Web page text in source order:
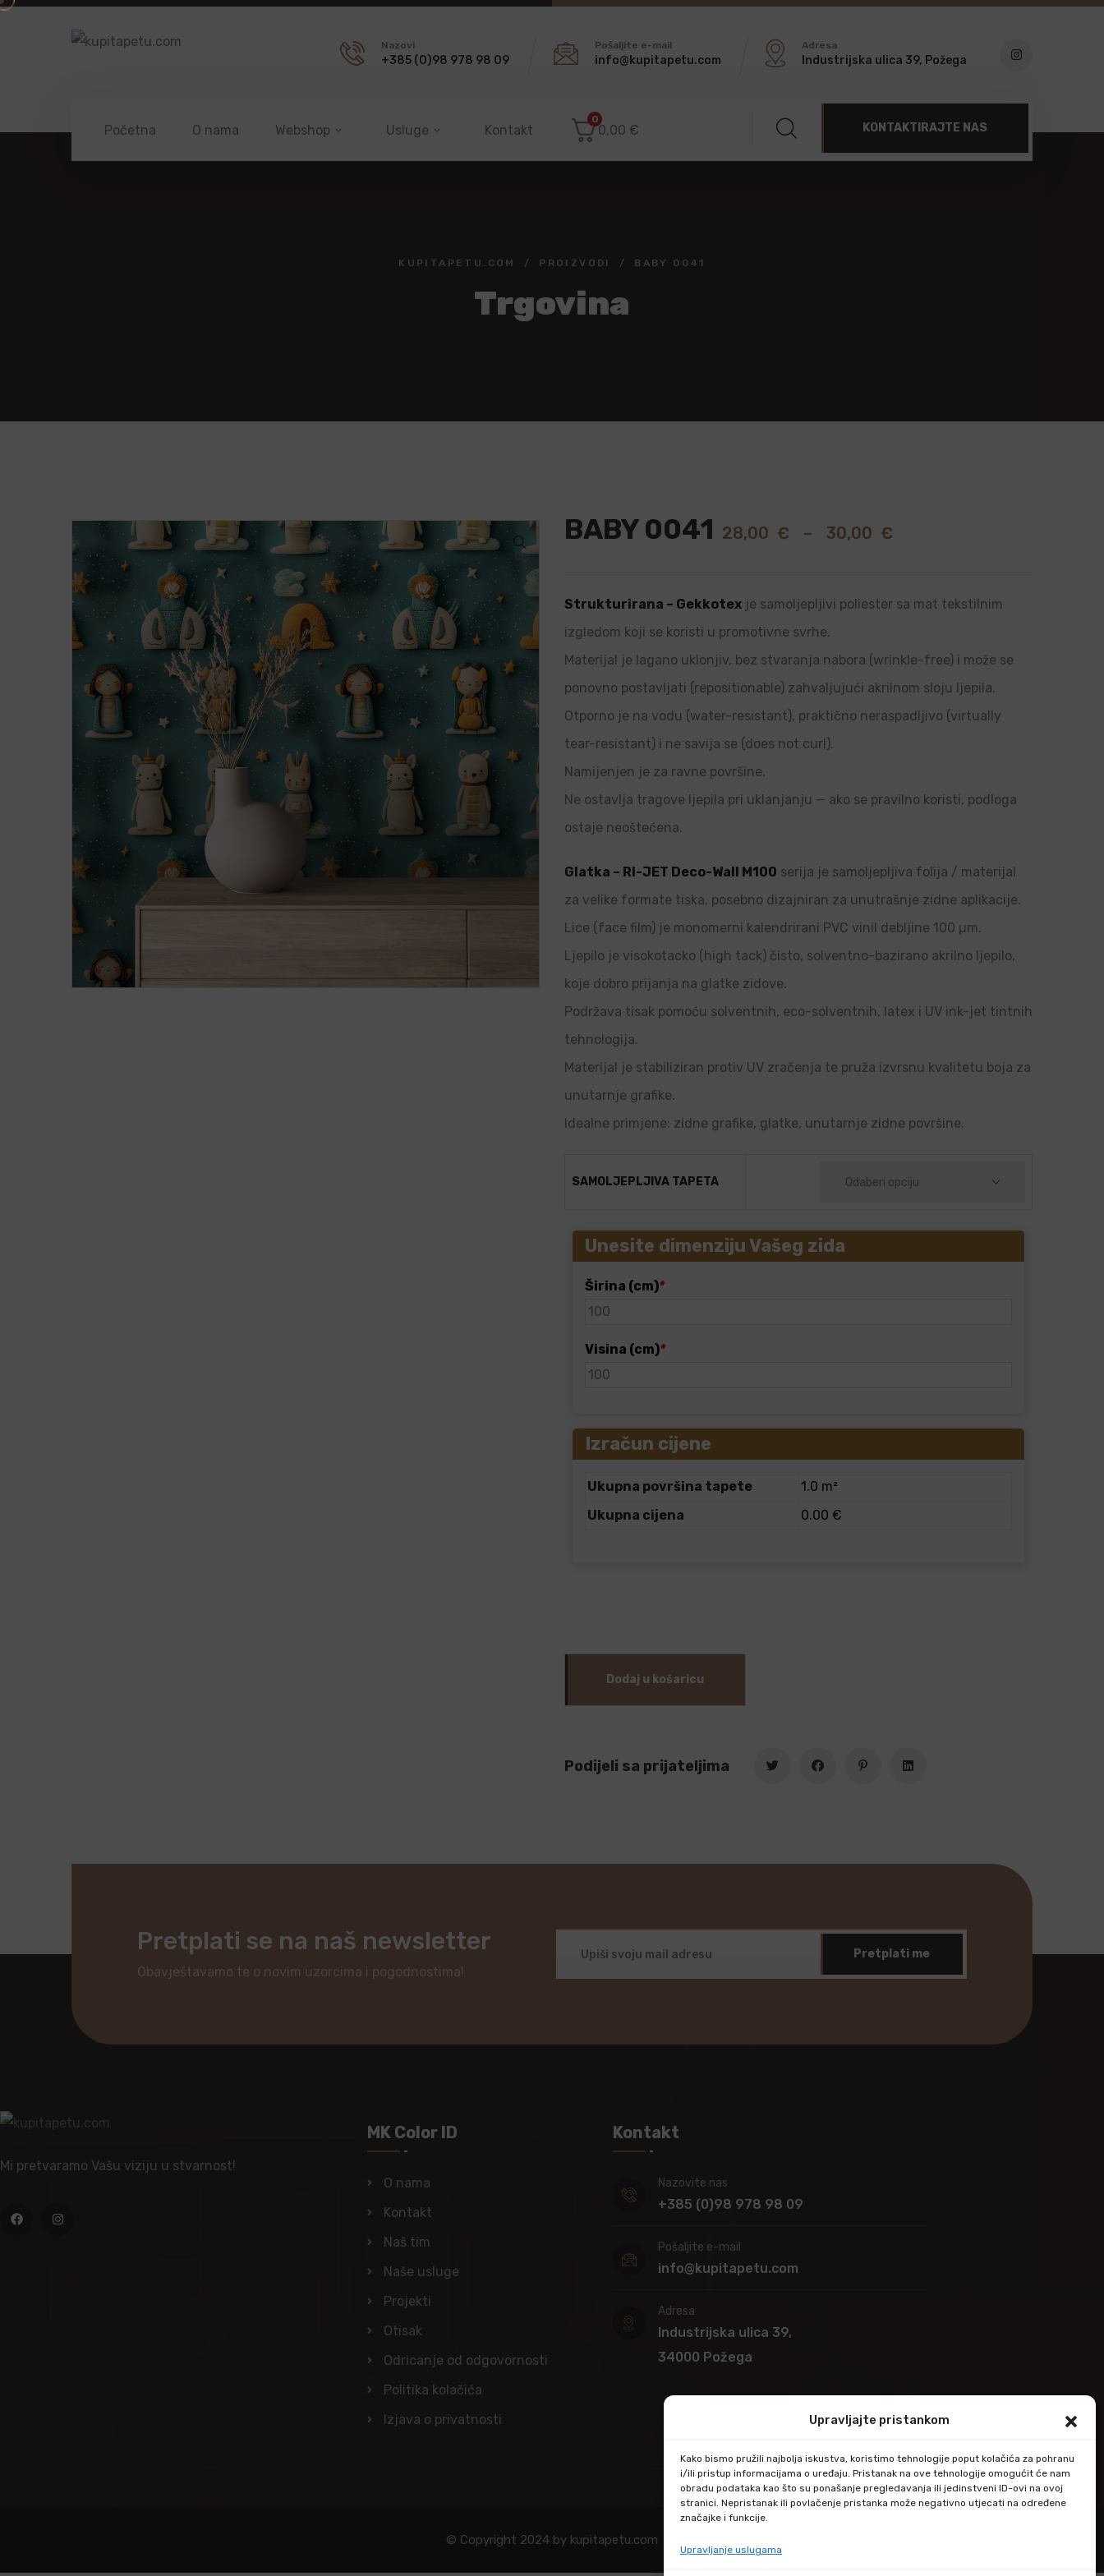
Upravljajte pristankom
Kako bismo pružili najbolja iskustva, koristimo tehnologije poput kolačića za pohranu
i/ili pristup informacijama o uređaju. Pristanak na ove tehnologije omogućit će nam
obradu podataka kao što su ponašanje pregledavanja ili jedinstveni ID-ovi na ovoj
stranici. Nepristanak ili povlačenje pristanka može negativno utjecati na određene
značajke i funkcije.
Upravljanje uslugama
Nazovi
+385 (0)98 978 98 09
Pošaljite e-mail
info@kupitapetu.com
Adresa
Industrijska ulica 39, Požega
Početna O nama Webshop Usluge Kontakt
0
0,00 € KONTAKTIRAJTE NAS
KUPITAPETU.COM PROIZVODI BABY 0041
Trgovina
🔍
BABY 0041 28,00 € – 30,00 €
Strukturirana – Gekkotex je samoljepljivi poliester sa mat tekstilnim
izgledom koji se koristi u promotivne svrhe.
Materijal je lagano uklonjiv, bez stvaranja nabora (wrinkle-free) i može se
ponovno postavljati (repositionable) zahvaljujući akrilnom sloju ljepila.
Otporno je na vodu (water-resistant), praktično neraspadljivo (virtually
tear-resistant) i ne savija se (does not curl).
Namijenjen je za ravne površine.
Ne ostavlja tragove ljepila pri uklanjanju — ako se pravilno koristi, podloga
ostaje neoštećena.
Glatka – RI-JET Deco-Wall M100 serija je samoljepljiva folija / materijal
za velike formate tiska, posebno dizajniran za unutrašnje zidne aplikacije.
Lice (face film) je monomerni kalendrirani PVC vinil debljine 100 µm.
Ljepilo je visokotacko (high tack) čisto, solventno-bazirano akrilno ljepilo,
koje dobro prijanja na glatke zidove.
Podržava tisak pomoću solventnih, eco-solventnih, latex i UV ink-jet tintnih
tehnologija.
Materijal je stabiliziran protiv UV zračenja te pruža izvrsnu kvalitetu boja za
unutarnje grafike.
Idealne primjene: zidne grafike, glatke, unutarnje zidne površine.
SAMOLJEPLJIVA TAPETA
Unesite dimenziju Vašeg zida
Širina (cm)*
Visina (cm)*
Izračun cijene
Ukupna površina tapete
1.0 m²
Ukupna cijena
0.00 €
Dodaj u košaricu
Podijeli sa prijateljima
Pretplati se na naš newsletter
Obavještavamo te o novim uzorcima i pogodnostima!
Pretplati me
Mi pretvaramo Vašu viziju u stvarnost!
MK Color ID
O nama
Kontakt
Naš tim
Naše usluge
Projekti
Otisak
Odricanje od odgovornosti
Politika kolačića
Izjava o privatnosti
Kontakt
Nazovite nas
+385 (0)98 978 98 09
Pošaljite e-mail
info@kupitapetu.com
Adresa
Industrijska ulica 39,
34000 Požega
© Copyright 2024 by kupitapetu.com